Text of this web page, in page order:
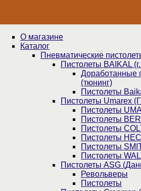
О магазине
Каталог
Пнев­ма­ти­чес­кие
Пистолеты BAIKAL
Доработанные
(тюнинг)
Пистолеты
Пистолеты Umarex
Пистолеты
Пистолеты
Пистолеты
Пистолеты
Пистолеты
Пистолеты
Пистолеты ASG
Револьверы
Пистолеты